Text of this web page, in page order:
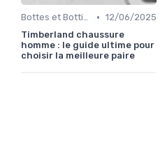
Bottes et Bottines • 12/06/2025
Timberland chaussure
homme : le guide ultime pour
choisir la meilleure paire